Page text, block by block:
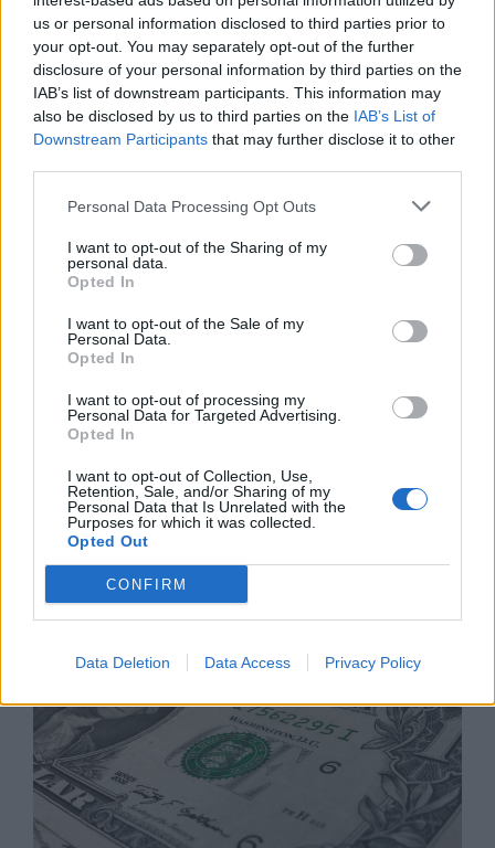
us or personal information disclosed to third parties prior to
your opt-out. You may separately opt-out of the further
disclosure of your personal information by third parties on the
IAB’s list of downstream participants. This information may
also be disclosed by us to third parties on the IAB’s List of
Downstream Participants that may further disclose it to other
Personal Data Processing Opt Outs
I want to opt-out of the Sharing of my
personal data.
Opted In
I want to opt-out of the Sale of my
Personal Data.
Opted In
I want to opt-out of processing my
Personal Data for Targeted Advertising.
Opted In
I want to opt-out of Collection, Use,
Retention, Sale, and/or Sharing of my
Personal Data that Is Unrelated with the
Purposes for which it was collected.
Opted Out
CONFIRM
Data Deletion Data Access Privacy Policy
Експерти: Изкуственият интелект
постига нови нива на „автономност и
опити за измама“
05.08.2026 / 11:30
Румъния се сблъска с проблеми заради
ниското ниво на Дунав
04.08.2026 / 16:30